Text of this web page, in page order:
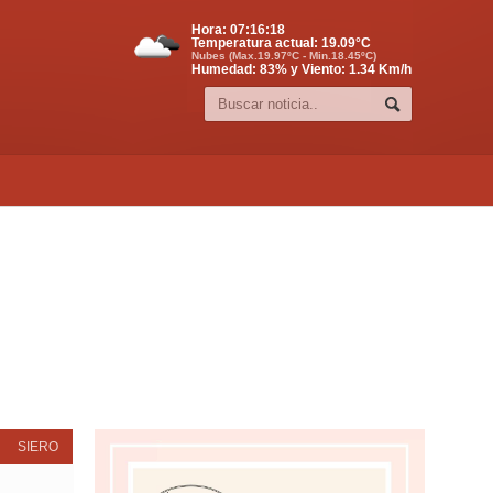
Hora: 07:16:19
Temperatura actual: 19.09°C
Nubes (Max.19.97ºC - Min.18.45ºC)
Humedad: 83% y Viento: 1.34 Km/h
SIERO